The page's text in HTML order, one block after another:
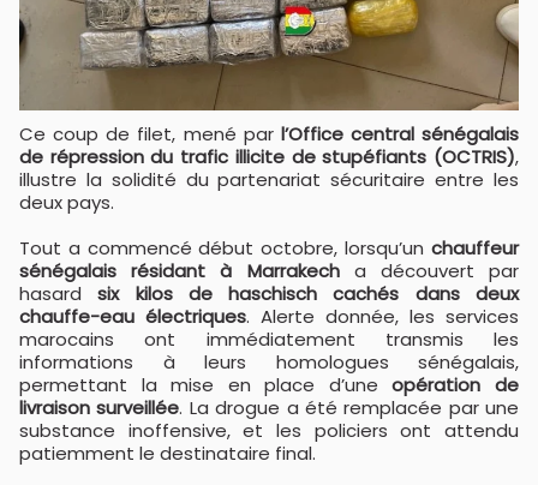
Ce coup de filet, mené par l’Office central sénégalais
de répression du trafic illicite de stupéfiants (OCTRIS),
illustre la solidité du partenariat sécuritaire entre les
deux pays.
Tout a commencé début octobre, lorsqu’un chauffeur
sénégalais résidant à Marrakecha découvert par
hasardsix kilos de haschisch cachés dans deux
chauffe-eau électriques. Alerte donnée, les services
marocains ont immédiatement transmis les
informations à leurs homologues sénégalais,
permettant la mise en place d’uneopération de
livraison surveillée. La drogue a été remplacée par une
substance inoffensive, et les policiers ont attendu
patiemment le destinataire final.